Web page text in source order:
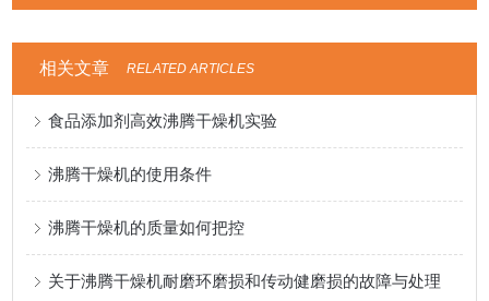
相关文章 RELATED ARTICLES
食品添加剂高效沸腾干燥机实验
沸腾干燥机的使用条件
沸腾干燥机的质量如何把控
关于沸腾干燥机耐磨环磨损和传动健磨损的故障与处理